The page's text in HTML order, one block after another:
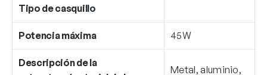
Tipo de casquillo
Potencia máxima 45W
Descripción de la
Metal, aluminio,